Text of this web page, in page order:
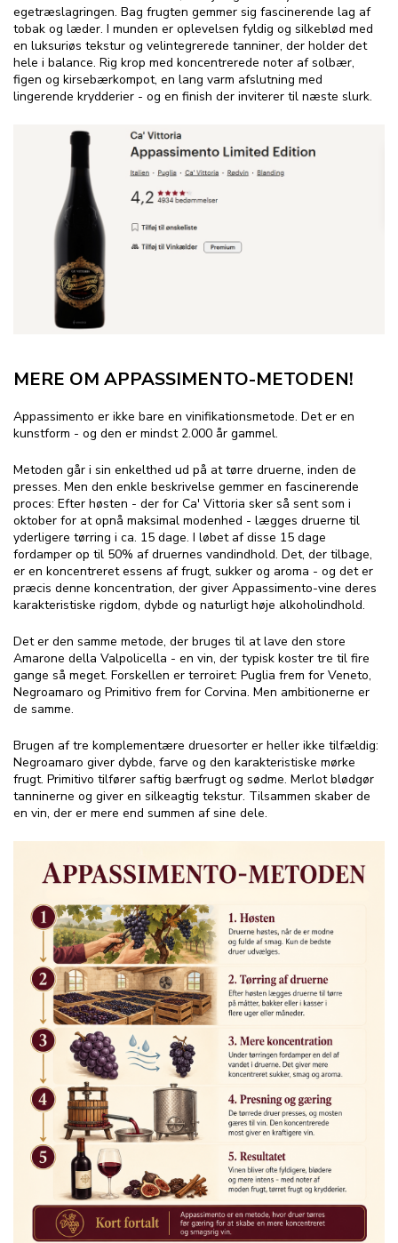
egetræslagringen. Bag frugten gemmer sig fascinerende lag af
tobak og læder. I munden er oplevelsen fyldig og silkeblød med
en luksuriøs tekstur og velintegrerede tanniner, der holder det
hele i balance. Rig krop med koncentrerede noter af solbær,
figen og kirsebærkompot, en lang varm afslutning med
lingerende krydderier - og en finish der inviterer til næste slurk.
MERE OM APPASSIMENTO-METODEN!
Appassimento er ikke bare en vinifikationsmetode. Det er en
kunstform - og den er mindst 2.000 år gammel.
Metoden går i sin enkelthed ud på at tørre druerne, inden de
presses. Men den enkle beskrivelse gemmer en fascinerende
proces: Efter høsten - der for Ca' Vittoria sker så sent som i
oktober for at opnå maksimal modenhed - lægges druerne til
yderligere tørring i ca. 15 dage. I løbet af disse 15 dage
fordamper op til 50% af druernes vandindhold. Det, der tilbage,
er en koncentreret essens af frugt, sukker og aroma - og det er
præcis denne koncentration, der giver Appassimento-vine deres
karakteristiske rigdom, dybde og naturligt høje alkoholindhold.
Det er den samme metode, der bruges til at lave den store
Amarone della Valpolicella - en vin, der typisk koster tre til fire
gange så meget. Forskellen er terroiret: Puglia frem for Veneto,
Negroamaro og Primitivo frem for Corvina. Men ambitionerne er
de samme.
Brugen af tre komplementære druesorter er heller ikke tilfældig:
Negroamaro giver dybde, farve og den karakteristiske mørke
frugt. Primitivo tilfører saftig bærfrugt og sødme. Merlot blødgør
tanninerne og giver en silkeagtig tekstur. Tilsammen skaber de
en vin, der er mere end summen af sine dele.